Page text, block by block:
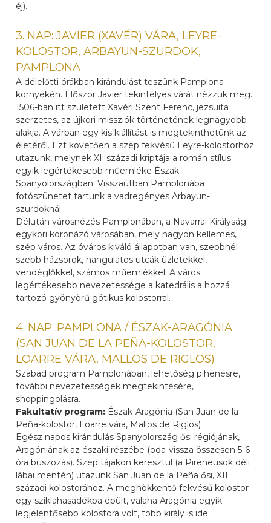
éj).
3. NAP: JAVIER (XAVÉR) VÁRA, LEYRE-
KOLOSTOR, ARBAYUN-SZURDOK,
PAMPLONA
A délelőtti órákban kirándulást teszünk Pamplona
környékén. Először Javier tekintélyes várát nézzük meg.
1506-ban itt született Xavéri Szent Ferenc, jezsuita
szerzetes, az újkori missziók történetének legnagyobb
alakja. A várban egy kis kiállítást is megtekinthetünk az
életéről. Ezt követően a szép fekvésű Leyre-kolostorhoz
utazunk, melynek XI. századi kriptája a román stílus
egyik legértékesebb műemléke Észak-
Spanyolországban. Visszaútban Pamplonába
fotószünetet tartunk a vadregényes Arbayun-
szurdoknál.
Délután városnézés Pamplonában, a Navarrai Királyság
egykori koronázó városában, mely nagyon kellemes,
szép város. Az óváros kiváló állapotban van, szebbnél
szebb házsorok, hangulatos utcák üzletekkel,
vendéglőkkel, számos műemlékkel. A város
legértékesebb nevezetessége a katedrális a hozzá
tartozó gyönyörű gótikus kolostorral.
4. NAP: PAMPLONA / ÉSZAK-ARAGÓNIA
(SAN JUAN DE LA PEÑA-KOLOSTOR,
LOARRE VÁRA, MALLOS DE RIGLOS)
Szabad program Pamplonában, lehetőség pihenésre,
további nevezetességek megtekintésére,
shoppingolásra.
Fakultatív program: Észak-Aragónia (San Juan de la
Peña-kolostor, Loarre vára, Mallos de Riglos)
Egész napos kirándulás Spanyolország ősi régiójának,
Aragóniának az északi részébe (oda-vissza összesen 5-6
óra buszozás). Szép tájakon keresztül (a Pireneusok déli
lábai mentén) utazunk San Juan de la Peña ősi, XII.
századi kolostorához. A meghökkentő fekvésű kolostor
egy sziklahasadékba épült, valaha Aragónia egyik
legjelentősebb kolostora volt, több király is ide